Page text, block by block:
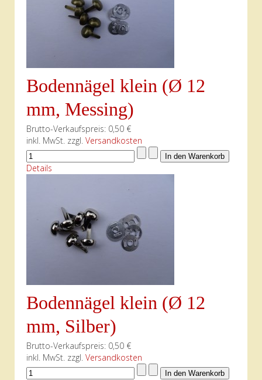
Bodennägel klein (Ø 12
mm, Messing)
Brutto-Verkaufspreis: 0,50 €
inkl. MwSt. zzgl. Versandkosten
Details
Bodennägel klein (Ø 12
mm, Silber)
Brutto-Verkaufspreis: 0,50 €
inkl. MwSt. zzgl. Versandkosten